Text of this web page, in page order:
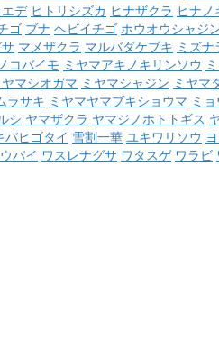
デ ヒトリシズカ ヒナザクラ ヒナノ
ゴ ブナ ヘビイチゴ ホウオウシャジ
マメザクラ マルバダケブキ ミズナ
コバイモ ミヤマアキノキリンソウ
ヤマシオガマ ミヤマシャジン ミヤマ
ラサキ ミヤマヤマブキショウマ ミ
シ ヤマザクラ ヤマジノホトトギス
バヒゴタイ 雪割一華 ユキワリソウ
バイ ワスレナグサ ワタスゲ ワラビ